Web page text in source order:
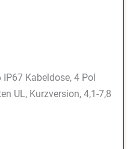
Kabeldose, 4 Pol
UL, Kurzversion, 4,1-7,8